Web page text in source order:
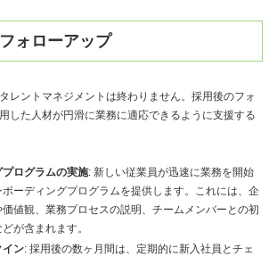
ォローアップ
レントマネジメントは終わりません。採用後のフォ
した人材が円滑に業務に適応できるように支援する
ログラムの実施: 新しい従業員が迅速に業務を開始
ーディングプログラムを提供します。これには、企
値観、業務プロセスの説明、チームメンバーとの初
が含まれます。
イン: 採用後の数ヶ月間は、定期的に新入社員とチェ